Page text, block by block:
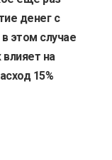
денег с
этом случае
влияет на
15%